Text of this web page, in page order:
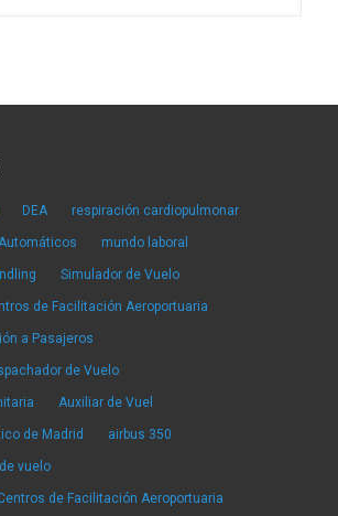
DEA respiración cardiopulmonar
mundo laboral
Simulador de Vuelo
de Facilitación Aeroportuaria
a Pasajeros
de Vuelo
Auxiliar de Vuel
de Madrid airbus 350
vuelo
de Facilitación Aeroportuaria